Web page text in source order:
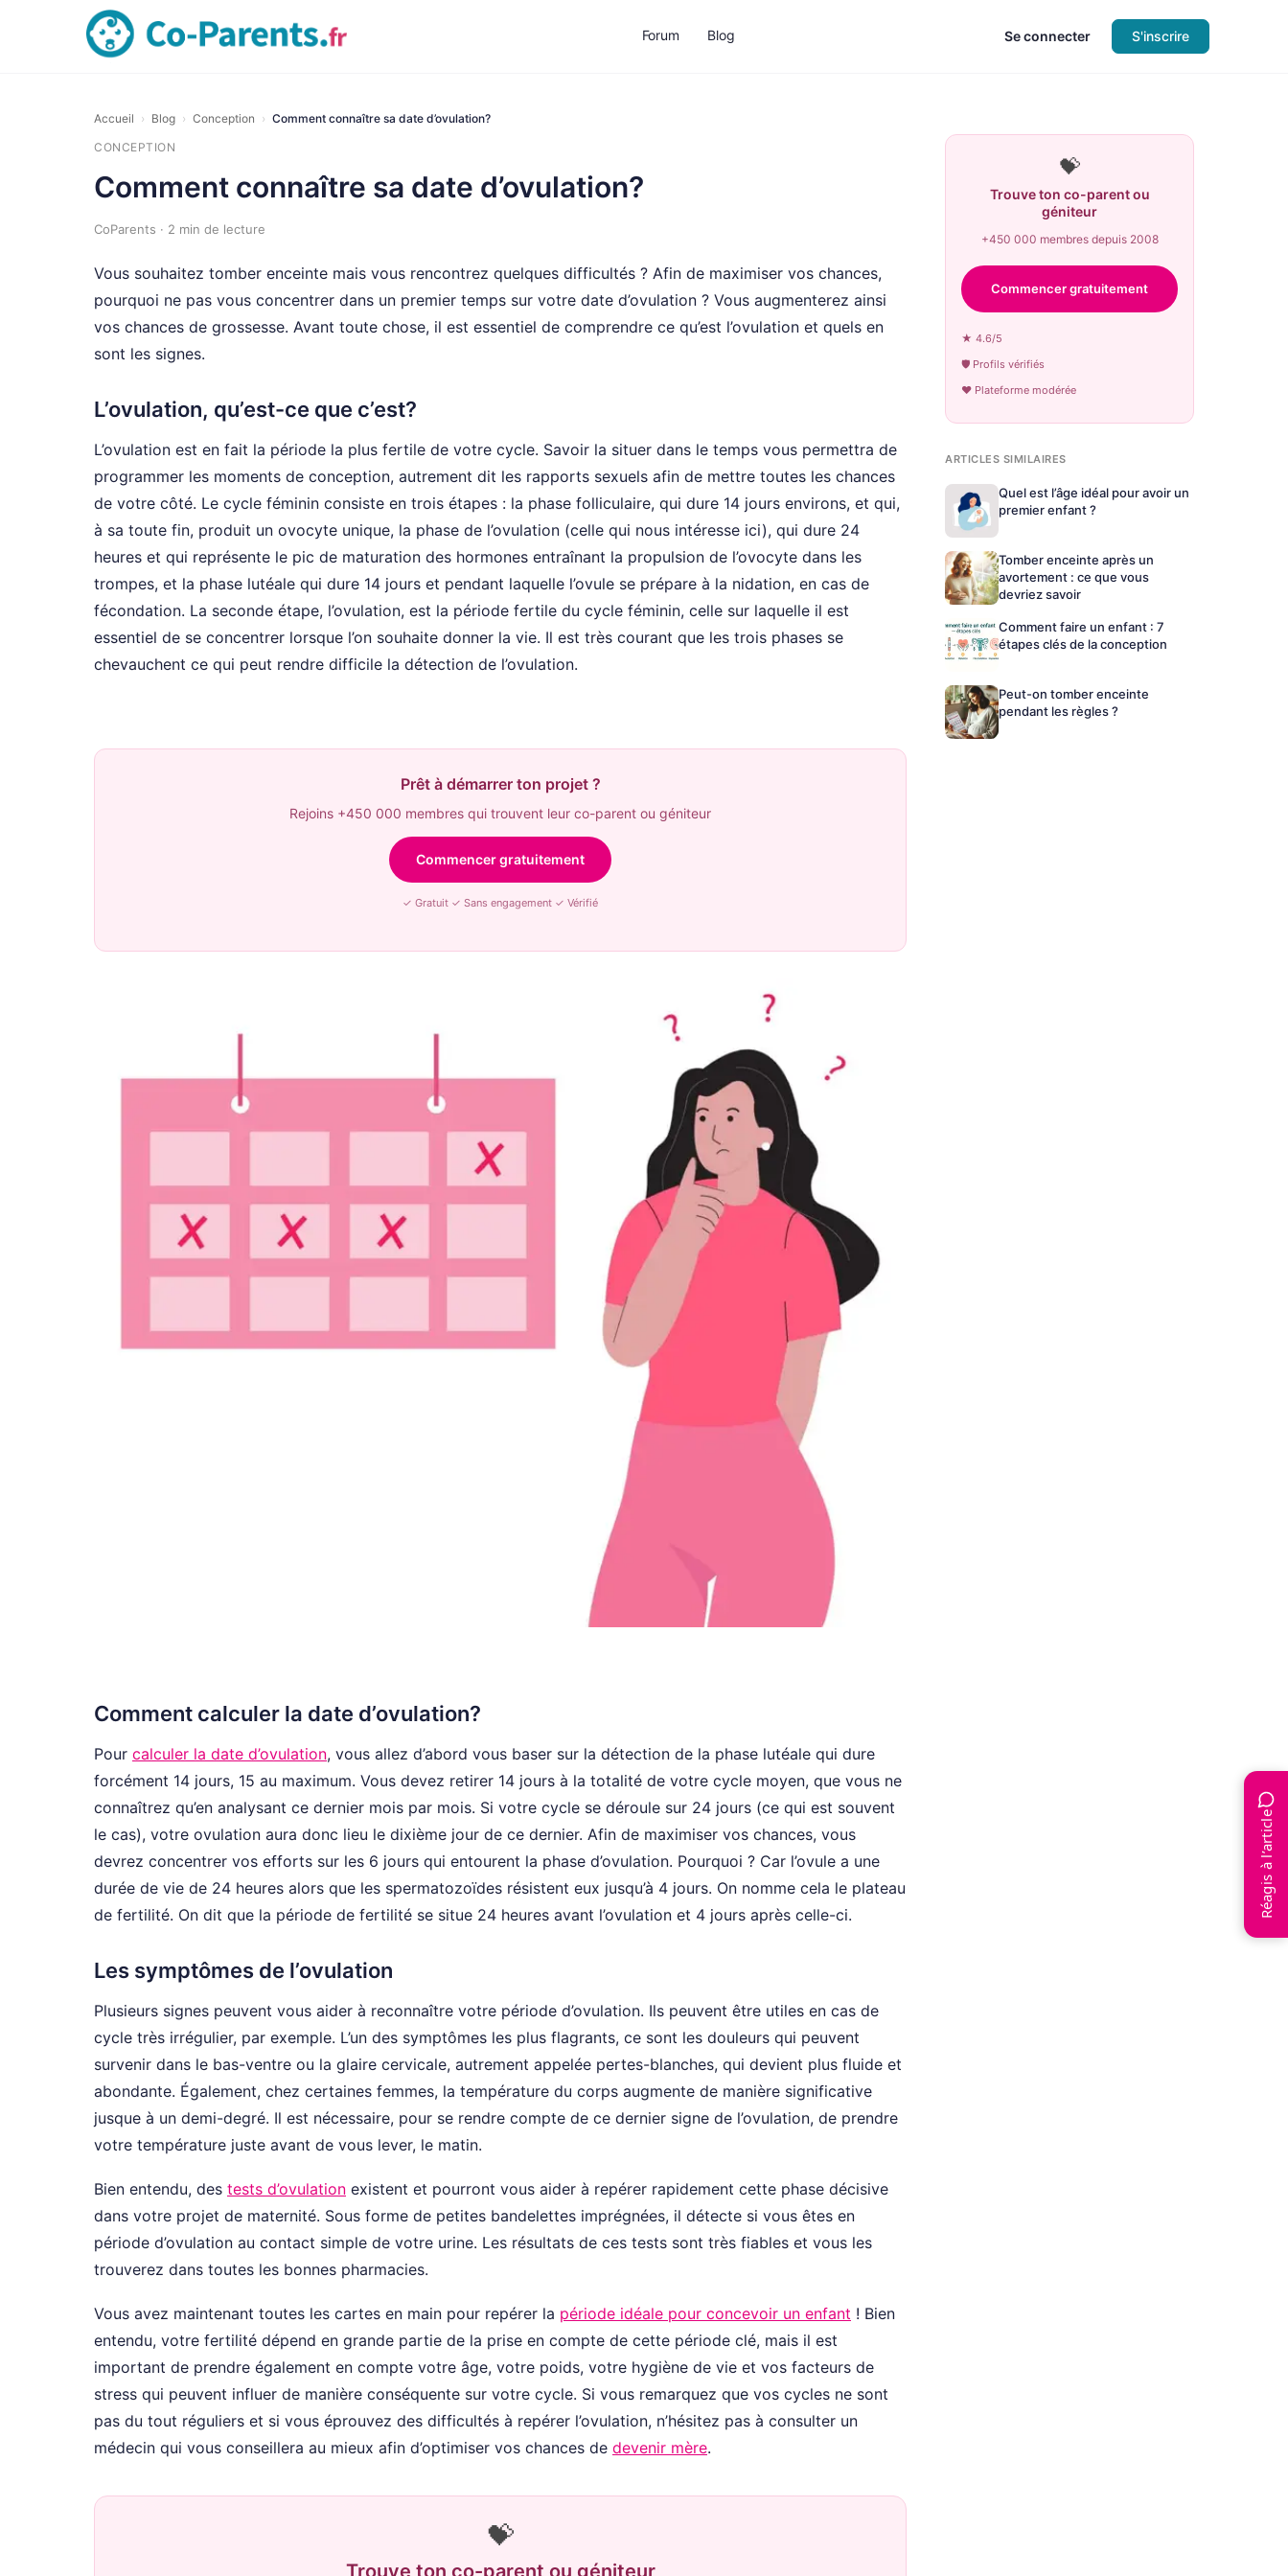
Forum Blog Se connecter S'inscrire
Accueil › Blog › Conception › Comment connaître sa date d’ovulation?
CONCEPTION
Comment connaître sa date d’ovulation?
CoParents · 2 min de lecture
Vous souhaitez tomber enceinte mais vous rencontrez quelques difficultés ? Afin de maximiser vos chances,
pourquoi ne pas vous concentrer dans un premier temps sur votre date d’ovulation ? Vous augmenterez ainsi
vos chances de grossesse. Avant toute chose, il est essentiel de comprendre ce qu’est l’ovulation et quels en
sont les signes.
L’ovulation, qu’est-ce que c’est?
L’ovulation est en fait la période la plus fertile de votre cycle. Savoir la situer dans le temps vous permettra de
programmer les moments de conception, autrement dit les rapports sexuels afin de mettre toutes les chances
de votre côté. Le cycle féminin consiste en trois étapes : la phase folliculaire, qui dure 14 jours environs, et qui,
à sa toute fin, produit un ovocyte unique, la phase de l’ovulation (celle qui nous intéresse ici), qui dure 24
heures et qui représente le pic de maturation des hormones entraînant la propulsion de l’ovocyte dans les
trompes, et la phase lutéale qui dure 14 jours et pendant laquelle l’ovule se prépare à la nidation, en cas de
fécondation. La seconde étape, l’ovulation, est la période fertile du cycle féminin, celle sur laquelle il est
essentiel de se concentrer lorsque l’on souhaite donner la vie. Il est très courant que les trois phases se
chevauchent ce qui peut rendre difficile la détection de l’ovulation.
Prêt à démarrer ton projet ?
Rejoins +450 000 membres qui trouvent leur co-parent ou géniteur
Commencer gratuitement
✓ Gratuit ✓ Sans engagement ✓ Vérifié
Comment calculer la date d’ovulation?
Pour calculer la date d’ovulation, vous allez d’abord vous baser sur la détection de la phase lutéale qui dure
forcément 14 jours, 15 au maximum. Vous devez retirer 14 jours à la totalité de votre cycle moyen, que vous ne
connaîtrez qu’en analysant ce dernier mois par mois. Si votre cycle se déroule sur 24 jours (ce qui est souvent
le cas), votre ovulation aura donc lieu le dixième jour de ce dernier. Afin de maximiser vos chances, vous
devrez concentrer vos efforts sur les 6 jours qui entourent la phase d’ovulation. Pourquoi ? Car l’ovule a une
durée de vie de 24 heures alors que les spermatozoïdes résistent eux jusqu’à 4 jours. On nomme cela le plateau
de fertilité. On dit que la période de fertilité se situe 24 heures avant l’ovulation et 4 jours après celle-ci.
Les symptômes de l’ovulation
Plusieurs signes peuvent vous aider à reconnaître votre période d’ovulation. Ils peuvent être utiles en cas de
cycle très irrégulier, par exemple. L’un des symptômes les plus flagrants, ce sont les douleurs qui peuvent
survenir dans le bas-ventre ou la glaire cervicale, autrement appelée pertes-blanches, qui devient plus fluide et
abondante. Également, chez certaines femmes, la température du corps augmente de manière significative
jusque à un demi-degré. Il est nécessaire, pour se rendre compte de ce dernier signe de l’ovulation, de prendre
votre température juste avant de vous lever, le matin.
Bien entendu, des tests d’ovulation existent et pourront vous aider à repérer rapidement cette phase décisive
dans votre projet de maternité. Sous forme de petites bandelettes imprégnées, il détecte si vous êtes en
période d’ovulation au contact simple de votre urine. Les résultats de ces tests sont très fiables et vous les
trouverez dans toutes les bonnes pharmacies.
Vous avez maintenant toutes les cartes en main pour repérer la période idéale pour concevoir un enfant ! Bien
entendu, votre fertilité dépend en grande partie de la prise en compte de cette période clé, mais il est
important de prendre également en compte votre âge, votre poids, votre hygiène de vie et vos facteurs de
stress qui peuvent influer de manière conséquente sur votre cycle. Si vous remarquez que vos cycles ne sont
pas du tout réguliers et si vous éprouvez des difficultés à repérer l’ovulation, n’hésitez pas à consulter un
médecin qui vous conseillera au mieux afin d’optimiser vos chances de devenir mère.
💝
💝
Trouve ton co-parent ou
géniteur
+450 000 membres depuis 2008
Commencer gratuitement
★ 4.6/5
🛡 Profils vérifiés
♥ Plateforme modérée
ARTICLES SIMILAIRES
Quel est l’âge idéal pour avoir un
premier enfant ?
Tomber enceinte après un
avortement : ce que vous
devriez savoir
Comment faire un enfant : 7
étapes clés de la conception
Peut-on tomber enceinte
pendant les règles ?
Réagis à l’article